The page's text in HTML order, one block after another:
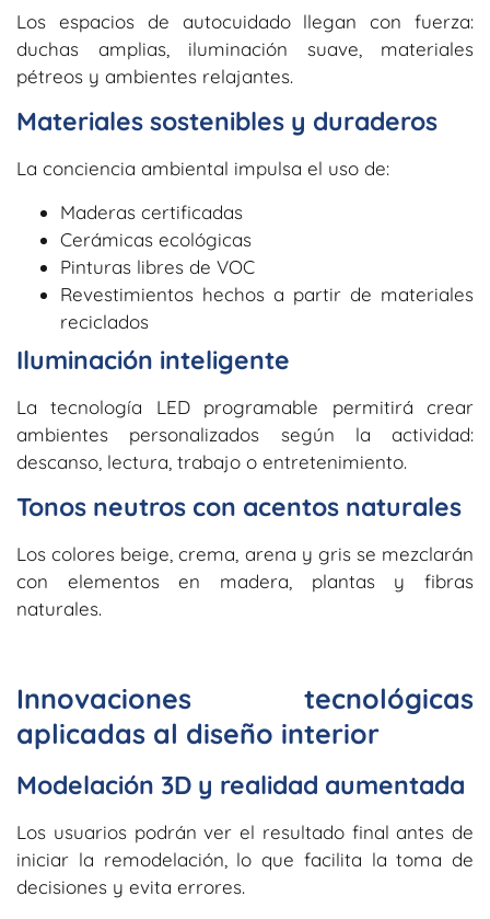
Los espacios de autocuidado llegan con fuerza:
duchas amplias, iluminación suave, materiales
pétreos y ambientes relajantes.
Materiales sostenibles y duraderos
La conciencia ambiental impulsa el uso de:
Maderas certificadas
Cerámicas ecológicas
Pinturas libres de VOC
Revestimientos hechos a partir de materiales
reciclados
Iluminación inteligente
La tecnología LED programable permitirá crear
ambientes personalizados según la actividad:
descanso, lectura, trabajo o entretenimiento.
Tonos neutros con acentos naturales
Los colores beige, crema, arena y gris se mezclarán
con elementos en madera, plantas y fibras
naturales.
Innovaciones tecnológicas
aplicadas al diseño interior
Modelación 3D y realidad aumentada
Los usuarios podrán ver el resultado final antes de
iniciar la remodelación, lo que facilita la toma de
decisiones y evita errores.